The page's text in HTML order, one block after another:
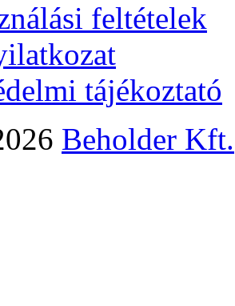
feltételek
tájékoztató
Beholder Kft.